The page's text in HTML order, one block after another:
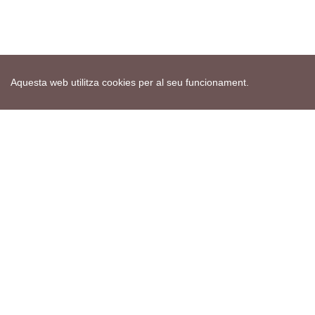
Aquesta web utilitza cookies per al seu funcionament.